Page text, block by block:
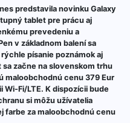
predstavila novinku Galaxy
tablet pre prácu aj
prevedeniu a
v základnom balení sa
písanie poznámok aj
začne na slovenskom trhu
maloobchodnú cenu 379 Eur
Wi-Fi/LTE. K dispozícii bude
si môžu užívatelia
farbe za maloobchodnú cenu